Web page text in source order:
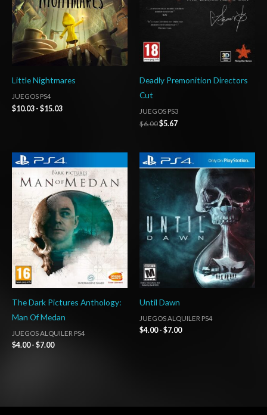
Little Nightmares
JUEGOS PS4
$10.03 - $15.03
Deadly Premonition Directors
Cut
JUEGOS PS3
$6.00$5.67
The Dark Pictures Anthology:
Man Of Medan
JUEGOS ALQUILER PS4
$4.00 - $7.00
Rango
de
precios:
desde
$4.00
hasta
$7.00
Until Dawn
JUEGOS ALQUILER PS4
$4.00 - $7.00
Rango
de
precios:
desde
$4.00
hasta
$7.00